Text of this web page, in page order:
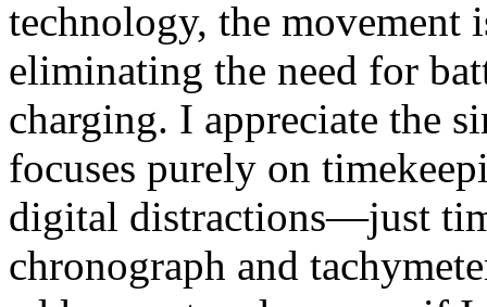
technology, the movement
eliminating the need for
charging. I appreciate the
focuses purely on
digital distractions—just
chronograph and